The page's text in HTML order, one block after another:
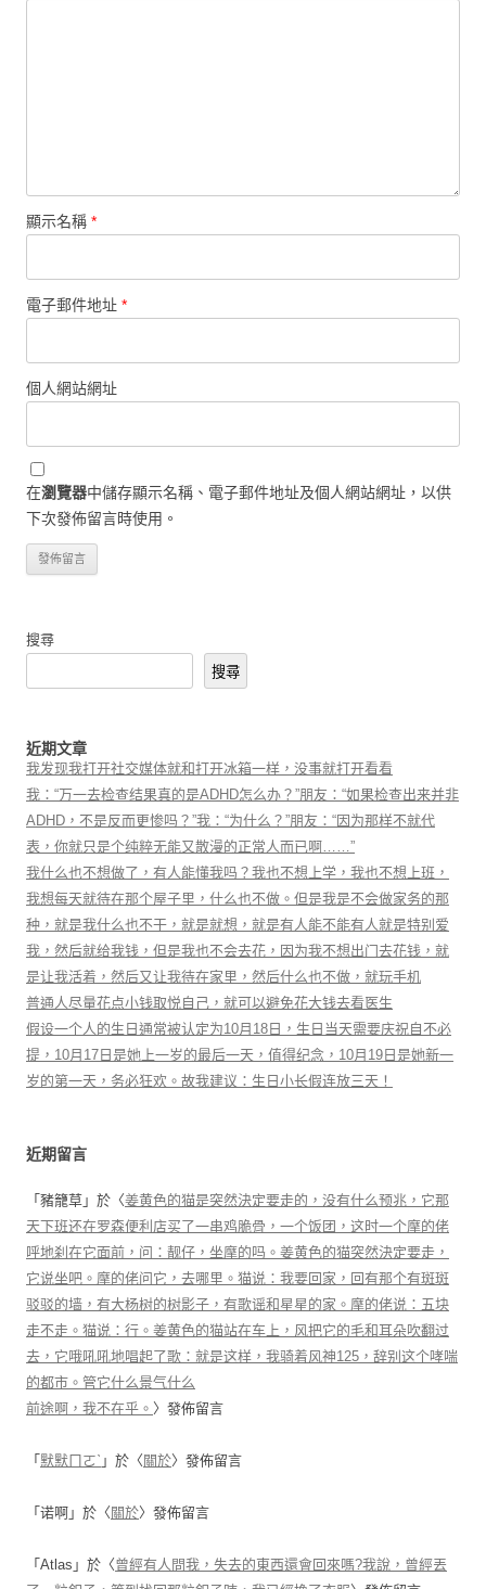
顯示名稱 *
電子郵件地址 *
個人網站網址
在瀏覽器中儲存顯示名稱、電子郵件地址及個人網站網址，以供
下次發佈留言時使用。
搜尋
搜尋
近期文章
我发现我打开社交媒体就和打开冰箱一样，没事就打开看看
我：“万一去检查结果真的是ADHD怎么办？”朋友：“如果检查出来并非
ADHD，不是反而更惨吗？”我：“为什么？”朋友：“因为那样不就代
表，你就只是个纯粹无能又散漫的正常人而已啊……”
我什么也不想做了，有人能懂我吗？我也不想上学，我也不想上班，
我想每天就待在那个屋子里，什么也不做。但是我是不会做家务的那
种，就是我什么也不干，就是就想，就是有人能不能有人就是特别爱
我，然后就给我钱，但是我也不会去花，因为我不想出门去花钱，就
是让我活着，然后又让我待在家里，然后什么也不做，就玩手机
普通人尽量花点小钱取悦自己，就可以避免花大钱去看医生
假设一个人的生日通常被认定为10月18日，生日当天需要庆祝自不必
提，10月17日是她上一岁的最后一天，值得纪念，10月19日是她新一
岁的第一天，务必狂欢。故我建议：生日小长假连放三天！
近期留言
「 豬籠草 」於〈姜黄色的猫是突然決定要走的，没有什么预兆，它那
天下班还在罗森便利店买了一串鸡脆骨，一个饭团，这时一个摩的佬
呼地刹在它面前，问：靓仔，坐摩的吗。姜黄色的猫突然決定要走，
它说坐吧。摩的佬问它，去哪里。猫说：我要回家，回有那个有斑斑
驳驳的墙，有大杨树的树影子，有歌谣和星星的家。摩的佬说：五块
走不走。猫说：行。姜黄色的猫站在车上，风把它的毛和耳朵吹翻过
去，它哦吼吼地唱起了歌：就是这样，我骑着风神125，辞别这个哮喘
的都市。管它什么景气什么
前途啊，我不在乎。 〉發佈留言
「 默默ㄇㄛˋ 」於〈 關於〉發佈留言
「 诺啊 」於〈 關於〉發佈留言
「 Atlas 」於〈曾經有人問我，失去的東西還會回來嗎?我說，曾經丟